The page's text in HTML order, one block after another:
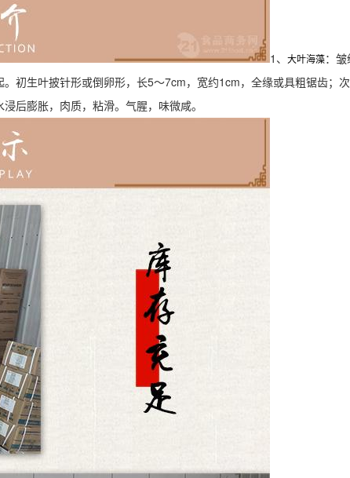
1、 大叶海藻：
初生叶披针形或倒卵形，长5～7cm，宽约1cm，全缘或具粗锯齿；
后膨胀，肉质，粘滑。气腥，味微咸。